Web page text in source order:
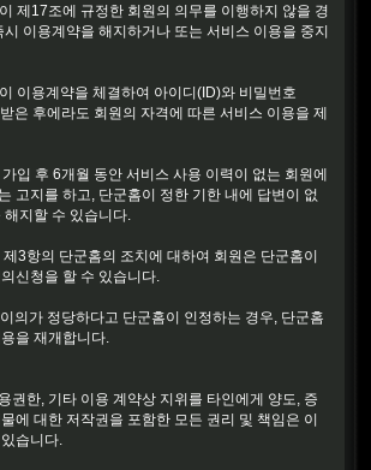
제17조에 규정한 회원의 의무를 이행하지 않을 경
이용계약을 해지하거나 또는 서비스 이용을 중지
이용계약을 체결하여 아이디(ID)와 비밀번호
은 후에라도 회원의 자격에 따른 서비스 이용을 제
입 후 6개월 동안 서비스 사용 이력이 없는 회원에
고지를 하고, 단군홈이 정한 기한 내에 답변이 없
해지할 수 있습니다.
3항의 단군홈의 조치에 대하여 회원은 단군홈이
신청을 할 수 있습니다.
의가 정당하다고 단군홈이 인정하는 경우, 단군홈
을 재개합니다.
권한, 기타 이용 계약상 지위를 타인에게 양도, 증
에 대한 저작권을 포함한 모든 권리 및 책임은 이
습니다.